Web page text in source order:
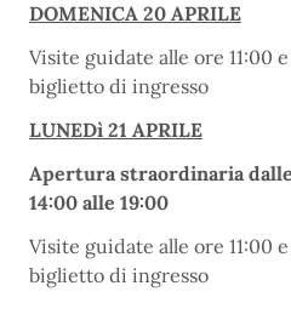
DOMENICA 20 APRILE
Visite guidate alle ore 11:00
biglietto di ingresso
LUNEDì 21 APRILE
Apertura straordinaria dalle
14:00 alle 19:00
Visite guidate alle ore 11:00
biglietto di ingresso